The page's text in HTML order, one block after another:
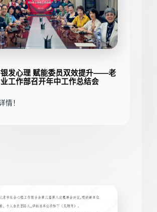
银发心理 赋能委员双效提升——老
工作部召开年中工作总结会
详情！